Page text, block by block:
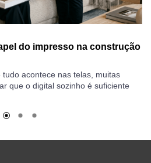
do impresso na construção
acontece nas telas, muitas
que o digital sozinho é suficiente